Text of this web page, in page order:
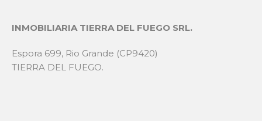
INMOBILIARIA TIERRA DEL FUEGO SRL.
Espora 699, Rio Grande (CP9420)
TIERRA DEL FUEGO.